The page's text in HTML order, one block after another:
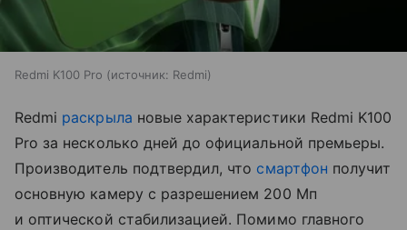
Redmi K100 Pro источник: Redmi
Redmi раскрыла новые характеристики Redmi K100
Pro за несколько дней до официальной премьеры.
Производитель подтвердил, что смартфон получит
основную камеру с разрешением 200 Мп
и оптической стабилизацией. Помимо главного